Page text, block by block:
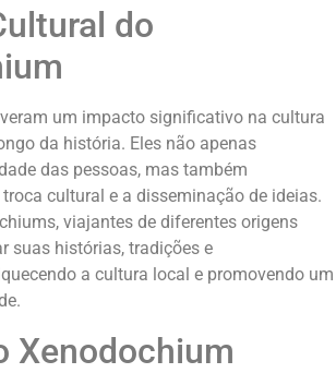
do
um impacto significativo na cultura
da história. Eles não apenas
das pessoas, mas também
cultural e a disseminação de ideias.
viajantes de diferentes origens
suas histórias, tradições e
a cultura local e promovendo um
Xenodochium